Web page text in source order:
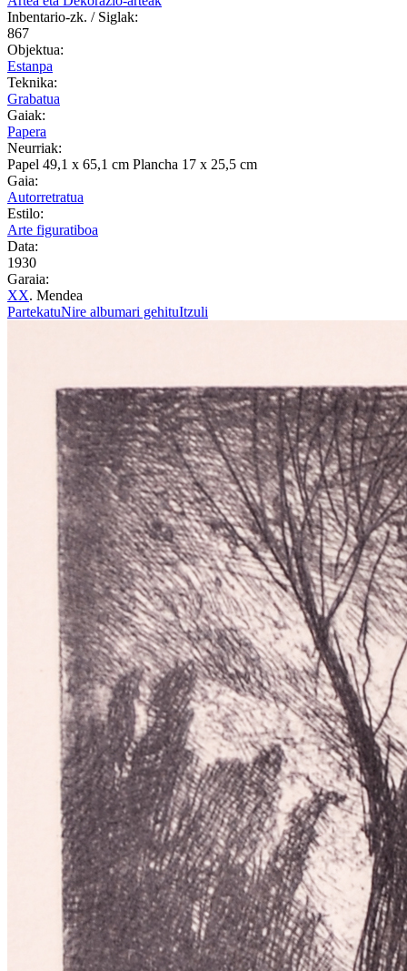
Inbentario-zk. / Siglak:
867
Objektua:
Estanpa
Teknika:
Grabatua
Gaiak:
Papera
Neurriak:
Papel 49,1 x 65,1 cm Plancha 17 x 25,5 cm
Gaia:
Autorretratua
Estilo:
Arte figuratiboa
Data:
1930
Garaia:
XX. Mendea
PartekatuNire albumari gehituItzuli